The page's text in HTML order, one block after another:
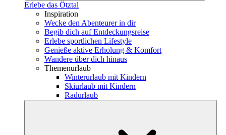
Erlebe das Ötztal
Inspiration
Wecke den Abenteurer in dir
Begib dich auf Entdeckungsreise
Erlebe sportlichen Lifestyle
Genieße aktive Erholung & Komfort
Wandere über dich hinaus
Themenurlaub
Winterurlaub mit Kindern
Skiurlaub mit Kindern
Radurlaub